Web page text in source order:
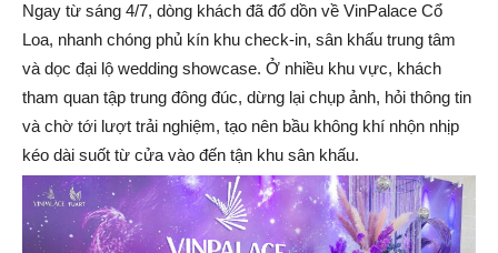
Ngay từ sáng 4/7, dòng khách đã đổ dồn về VinPalace Cổ
Loa, nhanh chóng phủ kín khu check-in, sân khấu trung tâm
và dọc đại lộ wedding showcase. Ở nhiều khu vực, khách
tham quan tập trung đông đúc, dừng lại chụp ảnh, hỏi thông tin
và chờ tới lượt trải nghiệm, tạo nên bầu không khí nhộn nhịp
kéo dài suốt từ cửa vào đến tận khu sân khấu.